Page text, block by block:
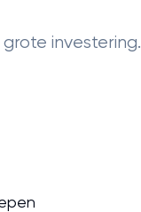
investering.